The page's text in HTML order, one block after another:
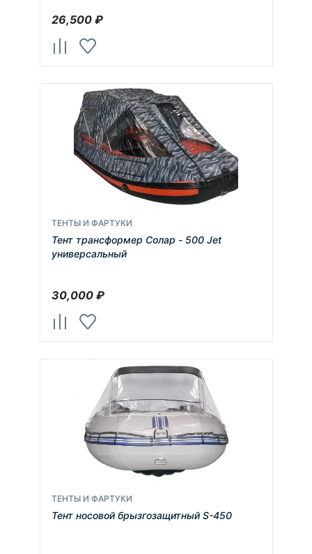
26,500₽
ТЕНТЫ И ФАРТУКИ
Тент трансформер Солар - 500 Jet
универсальный
30,000₽
ТЕНТЫ И ФАРТУКИ
Тент носовой брызгозащитный S-450